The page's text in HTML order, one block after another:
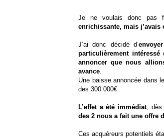
Je ne voulais donc pas
enrichissante, mais j’avais
J’ai donc décidé d’
particulièrement intéressé
annoncer que nous
avance
Une baisse annoncée dans
des 300 000€.
L’effet a été immédiat, dès
des 2 nous a fait une offre
Ces acquéreurs potentiels